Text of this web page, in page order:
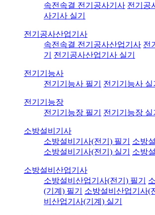
속전속결 전기공사기사 전기공
사기사 실기
전기공사산업기사
속전속결 전기공사산업기사 전
기
전기공사산업기사 실기
전기기능사
전기기능사 필기
전기기능사 실
전기기능장
전기기능장 필기
전기기능장 실
소방설비기사
소방설비기사(전기) 필기
소방
소방설비기사(전기) 실기
소방
소방설비산업기사
소방설비산업기사(전기) 필기
(기계) 필기
소방설비산업기사(
비산업기사(기계) 실기